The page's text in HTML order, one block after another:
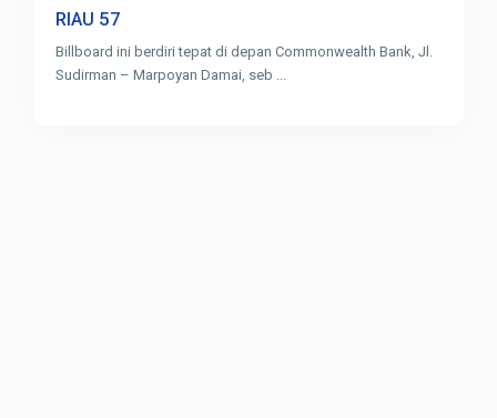
RIAU 57
Billboard ini berdiri tepat di depan Commonwealth Bank, Jl.
Sudirman – Marpoyan Damai, seb ...